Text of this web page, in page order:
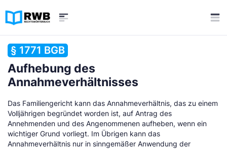
§ 1771 BGB
Aufhebung des
Annahmeverhältnisses
Das Familiengericht kann das Annahmeverhältnis, das zu einem
Volljährigen begründet worden ist, auf Antrag des
Annehmenden und des Angenommenen aufheben, wenn ein
wichtiger Grund vorliegt. Im Übrigen kann das
Annahmeverhältnis nur in sinngemäßer Anwendung der